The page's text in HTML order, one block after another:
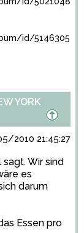
id/5146305
YORK
2010 21:45:27
Wir sind
es
darum
Essen pro